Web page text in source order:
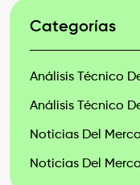
Categorías
Análisis Técnico
Análisis Técnico
Noticias Del
Noticias Del